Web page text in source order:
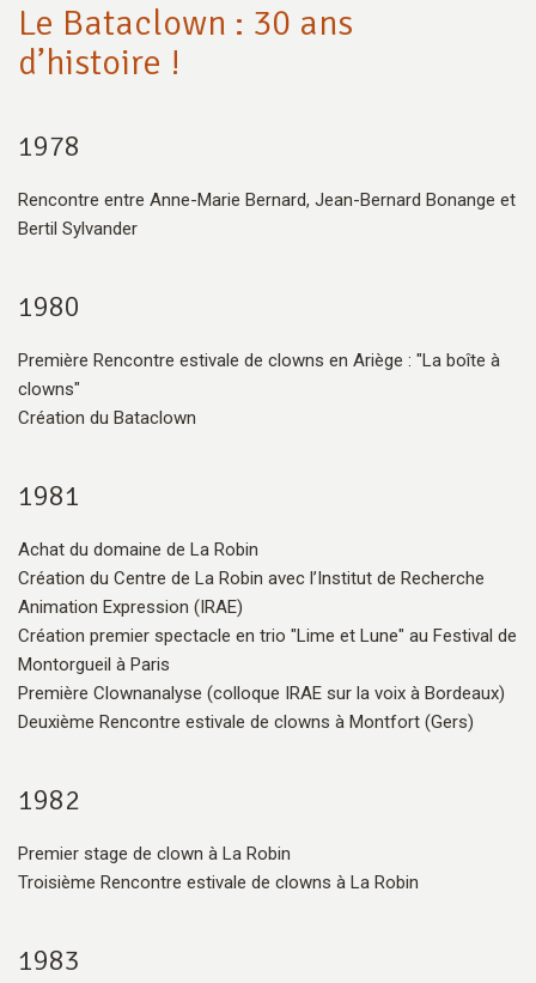
Le Bataclown : 30 ans
d’histoire !
1978
Rencontre entre Anne-Marie Bernard, Jean-Bernard Bonange et
Bertil Sylvander
1980
Première Rencontre estivale de clowns en Ariège : "La boîte à
clowns"
Création du Bataclown
1981
Achat du domaine de La Robin
Création du Centre de La Robin avec l’Institut de Recherche
Animation Expression (IRAE)
Création premier spectacle en trio "Lime et Lune" au Festival de
Montorgueil à Paris
Première Clownanalyse (colloque IRAE sur la voix à Bordeaux)
Deuxième Rencontre estivale de clowns à Montfort (Gers)
1982
Premier stage de clown à La Robin
Troisième Rencontre estivale de clowns à La Robin
1983